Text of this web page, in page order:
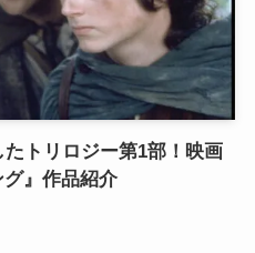
トリロジー第1部！映画
グ』作品紹介